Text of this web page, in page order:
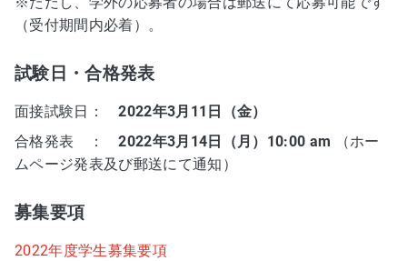
（受付期間内必着）。
試験日・合格発表
面接試験日：2022年3月11日（金）
合格発表 ：2022年3月14日（月）10:00 am （ホー
ムページ発表及び郵送にて通知）
募集要項
2022年度学生募集要項